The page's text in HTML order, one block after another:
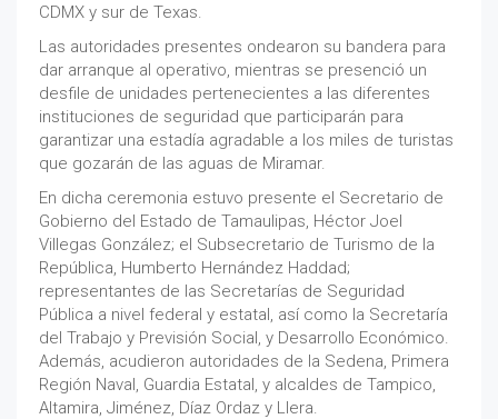
CDMX y sur de Texas.
Las autoridades presentes ondearon su bandera para
dar arranque al operativo, mientras se presenció un
desfile de unidades pertenecientes a las diferentes
instituciones de seguridad que participarán para
garantizar una estadía agradable a los miles de turistas
que gozarán de las aguas de Miramar.
En dicha ceremonia estuvo presente el Secretario de
Gobierno del Estado de Tamaulipas, Héctor Joel
Villegas González; el Subsecretario de Turismo de la
República, Humberto Hernández Haddad;
representantes de las Secretarías de Seguridad
Pública a nivel federal y estatal, así como la Secretaría
del Trabajo y Previsión Social, y Desarrollo Económico.
Además, acudieron autoridades de la Sedena, Primera
Región Naval, Guardia Estatal, y alcaldes de Tampico,
Altamira, Jiménez, Díaz Ordaz y Llera.